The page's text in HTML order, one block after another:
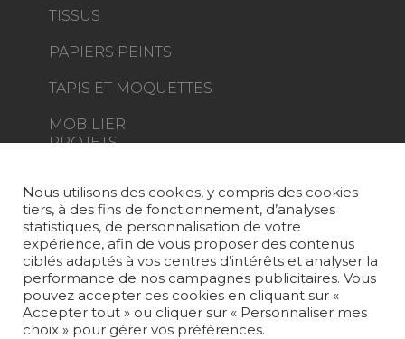
TISSUS
PAPIERS PEINTS
TAPIS ET MOQUETTES
MOBILIER
PROJETS
MAGAZINE
LA MAISON
OÙ NOUS TROUVER ?
Nous utilisons des cookies, y compris des cookies
tiers, à des fins de fonctionnement, d’analyses
statistiques, de personnalisation de votre
expérience, afin de vous proposer des contenus
ciblés adaptés à vos centres d’intérêts et analyser la
performance de nos campagnes publicitaires. Vous
pouvez accepter ces cookies en cliquant sur «
Accepter tout » ou cliquer sur « Personnaliser mes
choix » pour gérer vos préférences.